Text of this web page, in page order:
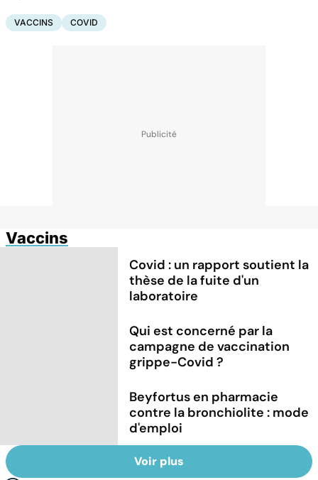
VACCINS COVID
Vaccins
Covid : un rapport soutient la
thèse de la fuite d'un
laboratoire
Qui est concerné par la
campagne de vaccination
grippe-Covid ?
Beyfortus en pharmacie
contre la bronchiolite : mode
d'emploi
Voir plus